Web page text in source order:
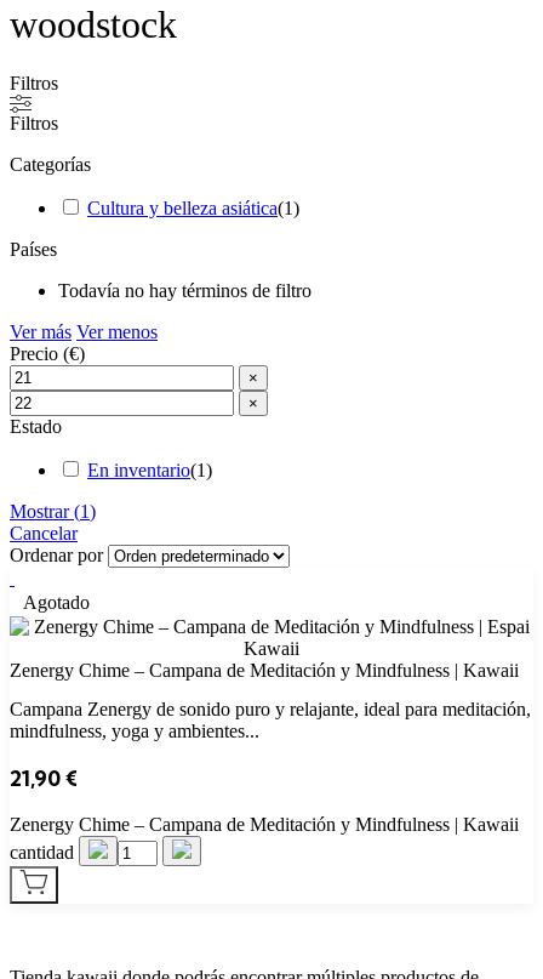
woodstock
Filtros
Filtros
Categorías
Cultura y belleza asiática(1)
Países
Todavía no hay términos de filtro
Ver más Ver menos
Precio (€)
×
×
Estado
En inventario(1)
Mostrar(1)
Cancelar
Ordenar por
Agotado
Zenergy Chime – Campana de Meditación y Mindfulness | Kawaii
Campana Zenergy de sonido puro y relajante, ideal para meditación,
mindfulness, yoga y ambientes...
21,90€
Zenergy Chime – Campana de Meditación y Mindfulness | Kawaii
cantidad